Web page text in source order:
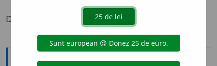
Definiția cu ID-ul 49584:
Explicative DEX